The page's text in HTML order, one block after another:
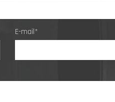
E-mail*